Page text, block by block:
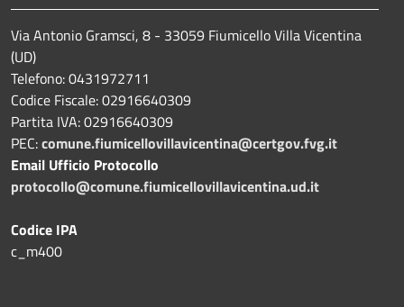
Via Antonio Gramsci, 8 - 33059 Fiumicello Villa Vicentina
(UD)
Telefono: 0431972711
Codice Fiscale: 02916640309
Partita IVA: 02916640309
PEC:comune.fiumicellovillavicentina@certgov.fvg.it
Email Ufficio Protocollo
protocollo@comune.fiumicellovillavicentina.ud.it
Codice IPA
c_m400